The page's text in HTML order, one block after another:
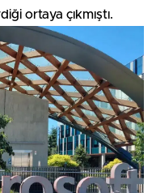
ortaya çıkmıştı.